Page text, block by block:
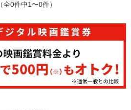
（全0件中1〜0件）